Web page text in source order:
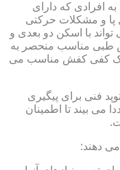
به افرادی که دارای
و مشکلات حرکتی
با اسکن دو بعدی و
طبی مناسب منحصر به
یک کفی کفش مناسب می
فنی برای پیگیری
می بیند تا اطمینان
می دهند: